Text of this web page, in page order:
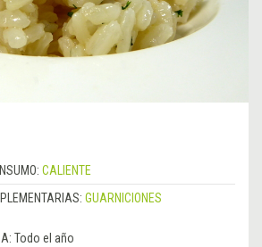
CALIENTE
GUARNICIONES
Todo el año